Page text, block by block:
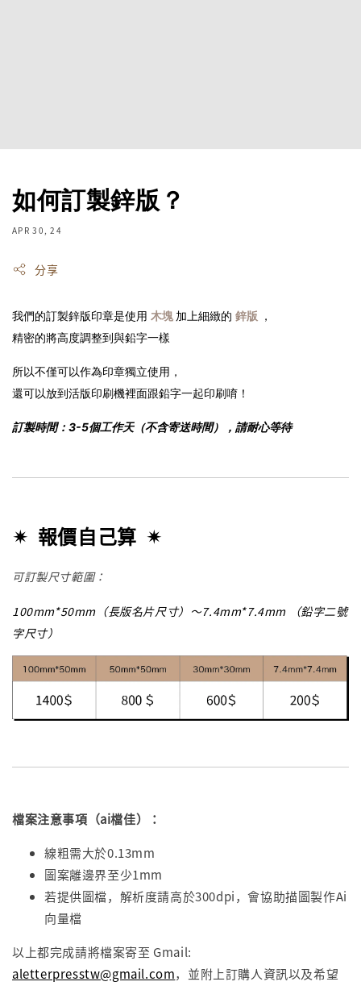
如何訂製鋅版？
APR 30, 24
分享
我們的訂製鋅版印章是使用 木塊 加上細緻的 鋅版 ，
精密的將高度調整到與鉛字一樣
所以不僅可以作為印章獨立使用，
還可以放到活版印刷機裡面跟鉛字一起印刷唷！
訂製時間：3-5個工作天（不含寄送時間），請耐心等待
✴︎ 報價自己算 ✴︎
可訂製尺寸範圍：
100mm*50mm（長版名片尺寸） ～7.4mm*7.4mm （鉛字二號
字尺寸）
檔案注意事項（ai檔佳）：
線粗需大於0.13mm
圖案離邊界至少1mm
若提供圖檔，解析度請高於300dpi，會協助描圖製作Ai
向量檔
以上都完成請將檔案寄至 Gmail:
aletterpresstw@gmail.com，並附上訂購人資訊以及希望